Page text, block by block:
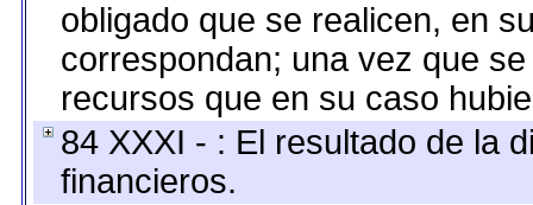
obligado que se realicen, en
correspondan; una vez que
recursos que en su caso
84 XXXI - : El resultado de la
financieros.